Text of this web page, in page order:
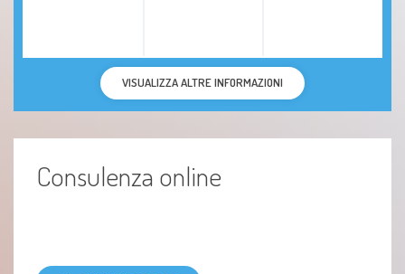
VISUALIZZA ALTRE INFORMAZIONI
Consulenza online